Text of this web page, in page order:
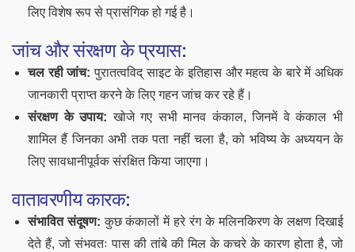
लिए विशेष रूप से प्रासंगिक हो गई है।
जांच और संरक्षण के प्रयास:
चल रही जांच: पुरातत्वविद् साइट के इतिहास और महत्व के बारे में अधिक
जानकारी प्राप्त करने के लिए गहन जांच कर रहे हैं।
संरक्षण के उपाय: खोजे गए सभी मानव कंकाल, जिनमें वे कंकाल भी
शामिल हैं जिनका अभी तक पता नहीं चला है, को भविष्य के अध्ययन के
लिए सावधानीपूर्वक संरक्षित किया जाएगा।
वातावरणीय कारक:
संभावित संदूषण: कुछ कंकालों में हरे रंग के मलिनकिरण के लक्षण दिखाई
देते हैं, जो संभवतः पास की तांबे की मिल के कचरे के कारण होता है, जो